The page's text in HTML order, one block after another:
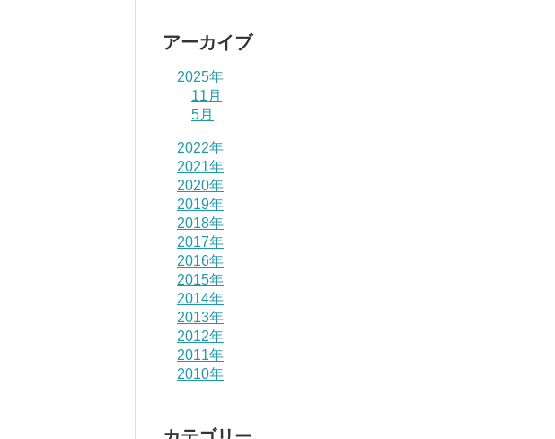
アーカイブ
2025年
11月
5月
2022年
2021年
2020年
2019年
2018年
2017年
2016年
2015年
2014年
2013年
2012年
2011年
2010年